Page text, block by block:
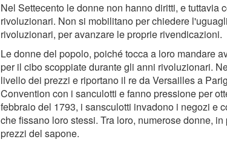
Nel Settecento le donne non hanno diritti, e tuttavia
rivoluzionari. Non si mobilitano per chiedere
rivoluzionari, per avanzare le proprie rivendicazioni.
Le donne del popolo, poiché tocca a loro mandare
per il cibo scoppiate durante gli anni rivoluzionari.
livello dei prezzi e riportano il re da Versailles a
Convention con i sanculotti e fanno pressione per
febbraio del 1793, i sansculotti invadono i negozi e
che fissano loro stessi. Tra loro, numerose donne,
prezzi del sapone.